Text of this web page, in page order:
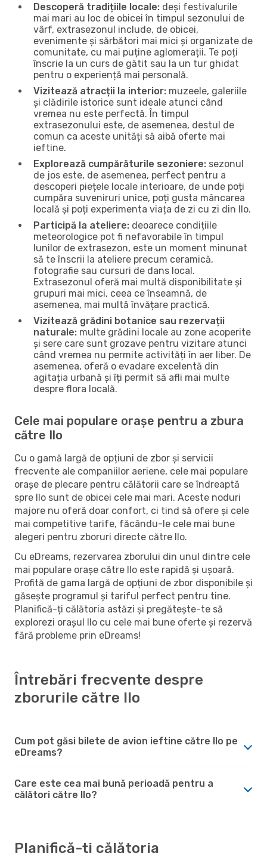
Descoperă tradițiile locale: deși festivalurile
mai mari au loc de obicei în timpul sezonului de
vârf, extrasezonul include, de obicei,
evenimente și sărbători mai mici și organizate de
comunitate, cu mai puține aglomerații. Te poți
înscrie la un curs de gătit sau la un tur ghidat
pentru o experiență mai personală.
Vizitează atracții la interior: muzeele, galeriile
și clădirile istorice sunt ideale atunci când
vremea nu este perfectă. În timpul
extrasezonului este, de asemenea, destul de
comun ca aceste unități să aibă oferte mai
ieftine.
Explorează cumpărăturile sezoniere: sezonul
de jos este, de asemenea, perfect pentru a
descoperi piețele locale interioare, de unde poți
cumpăra suveniruri unice, poți gusta mâncarea
locală și poți experimenta viața de zi cu zi din Ilo.
Participă la ateliere: deoarece condițiile
meteorologice pot fi nefavorabile în timpul
lunilor de extrasezon, este un moment minunat
să te înscrii la ateliere precum ceramică,
fotografie sau cursuri de dans local.
Extrasezonul oferă mai multă disponibilitate și
grupuri mai mici, ceea ce înseamnă, de
asemenea, mai multă învățare practică.
Vizitează grădini botanice sau rezervații
naturale: multe grădini locale au zone acoperite
și sere care sunt grozave pentru vizitare atunci
când vremea nu permite activități în aer liber. De
asemenea, oferă o evadare excelentă din
agitația urbană și îți permit să afli mai multe
despre flora locală.
Cele mai populare orașe pentru a zbura
către Ilo
Cu o gamă largă de opțiuni de zbor și servicii
frecvente ale companiilor aeriene, cele mai populare
orașe de plecare pentru călătorii care se îndreaptă
spre Ilo sunt de obicei cele mai mari. Aceste noduri
majore nu oferă doar confort, ci tind să ofere și cele
mai competitive tarife, făcându-le cele mai bune
alegeri pentru zboruri directe către Ilo.
Cu eDreams, rezervarea zborului din unul dintre cele
mai populare orașe către Ilo este rapidă și ușoară.
Profită de gama largă de opțiuni de zbor disponibile și
găsește programul și tariful perfect pentru tine.
Planifică-ți călătoria astăzi și pregătește-te să
explorezi orașul Ilo cu cele mai bune oferte și rezervă
fără probleme prin eDreams!
Întrebări frecvente despre
zborurile către Ilo
Cum pot găsi bilete de avion ieftine către Ilo pe
eDreams?
Care este cea mai bună perioadă pentru a
călători către Ilo?
Planifică-ți călătoria